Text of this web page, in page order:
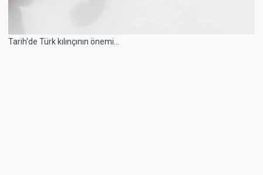
Tarih'de Türk kılınçının önemi...